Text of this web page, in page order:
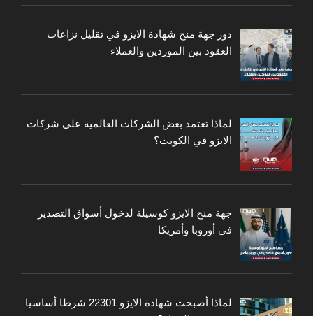
دور جهة منح شهادة الايزو في تقليل نزاعات
العقود بين الموردين والعملاء
لماذا تعتمد بعض الشركات العالمية على شركات
الايزو في الكويت؟
جهة منح الايزو كوسيلة لدخول أسواق التصدير
في أوروبا وأمريكا
لماذا أصبحت شهادة الايزو 22301 شرطا أساسيا